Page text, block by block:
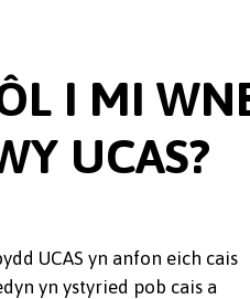
I MI
UCAS?
UCAS yn anfon eich cais
yn ystyried pob cais a